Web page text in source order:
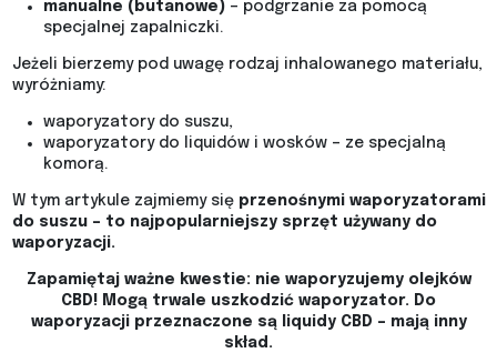
manualne (butanowe)– podgrzanie za pomocą
specjalnej zapalniczki.
Jeżeli bierzemy pod uwagę rodzaj inhalowanego materiału,
wyróżniamy:
waporyzatory do suszu,
waporyzatory do liquidów i wosków – ze specjalną
komorą.
W tym artykule zajmiemy się przenośnymi waporyzatorami
do suszu – to najpopularniejszy sprzęt używany do
waporyzacji.
Zapamiętaj ważne kwestie: nie waporyzujemy olejków
CBD! Mogą trwale uszkodzić waporyzator. Do
waporyzacji przeznaczone są liquidy CBD – mają inny
skład.